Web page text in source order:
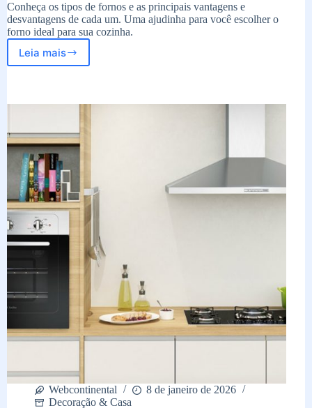
Conheça os tipos de fornos e as principais vantagens e
desvantagens de cada um. Uma ajudinha para você escolher o
forno ideal para sua cozinha.
Leia mais
Forno
ondas?
Webcontinental
8 de janeiro de 2026
Decoração & Casa